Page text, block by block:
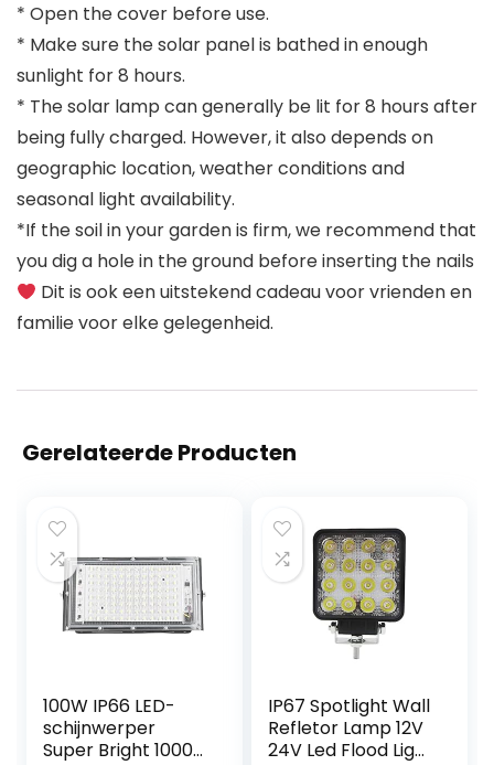
* Open the cover before use.
* Make sure the solar panel is bathed in enough
sunlight for 8 hours.
* The solar lamp can generally be lit for 8 hours after
being fully charged. However, it also depends on
geographic location, weather conditions and
seasonal light availability.
*If the soil in your garden is firm, we recommend that
you dig a hole in the ground before inserting the nails
Dit is ook een uitstekend cadeau voor vrienden en
familie voor elke gelegenheid.
Gerelateerde Producten
100W IP66 LED-
schijnwerper
Super Bright 10000
IP67 Spotlight Wall
Refletor Lamp 12V
24V Led Flood Light